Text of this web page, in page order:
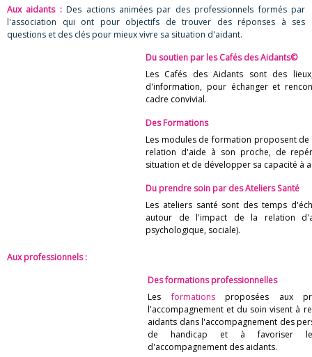
Aux aidants : Des actions animées par des professionnels formés par
l'association qui ont pour objectifs de trouver des réponses à ses
questions et des clés pour mieux vivre sa situation d'aidant.
Du soutien par lesCafés des Aidants©
Les Cafés des Aidants sont des
d'information, pour échanger et
cadre convivial.
DesFormations
Les modules de formation proposent
relation d'aide à son proche, de
situation et de développer sa capacité à
Du prendre soin par desAteliers Santé
Les ateliers santé sont des temps
autour de l'impact de la relation
psychologique, sociale).
Aux professionnels :
Des formations professionnelles
Lesformationsproposées aux
l'accompagnement et du soin visent à
aidants dans l'accompagnement des
de handicap et à favoriser le
d'accompagnement des aidants.